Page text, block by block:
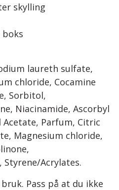
skylling
laureth sulfate,
chloride, Cocamine
Sorbitol,
Niacinamide, Ascorbyl
Parfum, Citric
Magnesium chloride,
Acrylates.
Pass på at du ikke